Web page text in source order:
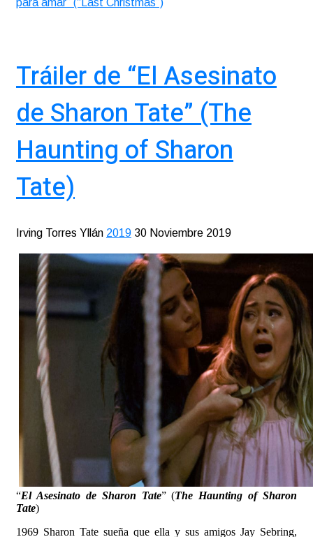
para amar” (“Last Christmas”)
Tráiler de “El Asesinato
de Sharon Tate” (The
Haunting of Sharon
Tate)
Irving Torres Yllán 2019 30 Noviembre 2019
“El Asesinato de Sharon Tate” (The Haunting of Sharon
Tate)
1969 Sharon Tate sueña que ella y sus amigos Jay Sebring,